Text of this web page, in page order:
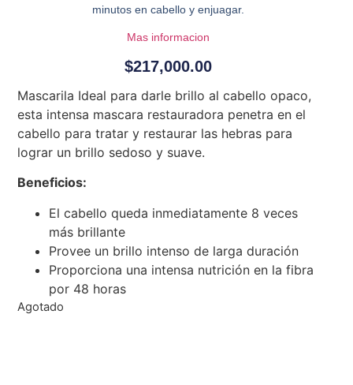
minutos en cabello y enjuagar.
Mas informacion
$217,000.00
Mascarila Ideal para darle brillo al cabello opaco,
esta intensa mascara restauradora penetra en el
cabello para tratar y restaurar las hebras para
lograr un brillo sedoso y suave.
Beneficios:
El cabello queda inmediatamente 8 veces
más brillante
Provee un brillo intenso de larga duración
Proporciona una intensa nutrición en la fibra
por 48 horas
Agotado